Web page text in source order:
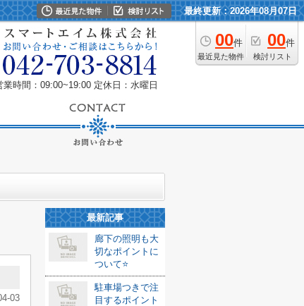
最終更新：2026年08月07日
00件
最近見た物件
00件
検討リスト
業時間：09:00~19:00 定休日：水曜日
03
最新記事
廊下の照明も大
切なポイントに
ついて⭐️
駐車場つきで注
目するポイント